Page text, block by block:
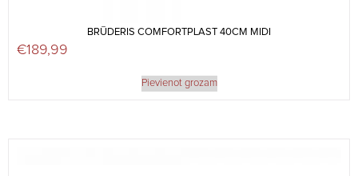
BRŪDERIS COMFORTPLAST 40CM MIDI
€189,99
Pievienot grozam